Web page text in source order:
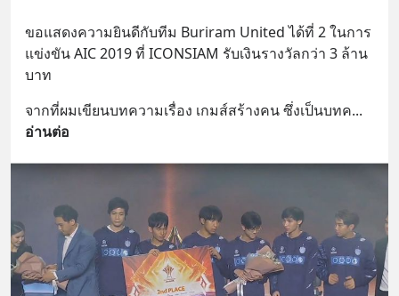
ขอแสดงความยินดีกับทีม Buriram United ได้ที่ 2 ในการ
แข่งขัน AIC 2019 ที่ ICONSIAM รับเงินรางวัลกว่า 3 ล้าน
บาท
จากที่ผมเขียนบทความเรื่อง เกมส์สร้างคน ซึ่งเป็นบทค
อ่านต่อ